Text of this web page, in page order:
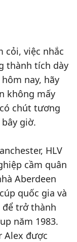
cỏi, việc nhắc
thành tích dày
nay, hãy
không mấy
chút tương
giờ.
HLV
cầm quân
Aberdeen
quốc gia và
để trở thành
năm 1983.
Alex được